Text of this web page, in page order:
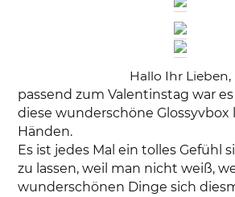
Hallo Ihr Lieben,
passend zum Valentinstag war
diese wunderschöne Glossyvbox
Händen.
Es ist jedes Mal ein tolles Gefühl
zu lassen, weil man nicht weiß,
wunderschönen Dinge sich